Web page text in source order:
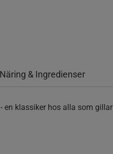
Näring & Ingredienser
en klassiker hos alla som gillar